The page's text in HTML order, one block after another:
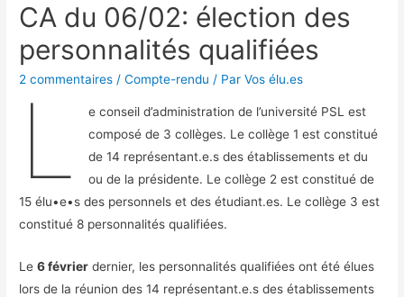
CA du 06/02: élection des
personnalités qualifiées
2 commentaires /Compte-rendu / ParVos élu.es
L
e conseil d’administration de l’université PSL est
composé de 3 collèges. Le collège 1 est constitué
de 14 représentant.e.s des établissements et du
ou de la présidente. Le collège 2 est constitué de
15 élu•e•s des personnels et des étudiant.es. Le collège 3 est
constitué 8 personnalités qualifiées.
Le6 février dernier, les personnalités qualifiées ont été élues
lors de la réunion des 14 représentant.e.s des établissements